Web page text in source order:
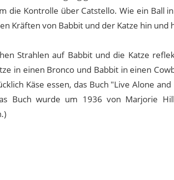
die Kontrolle über Catstello. Wie ein Ball
Kräften von Babbit und der Katze hin und
Strahlen auf Babbit und die Katze
in einen Bronco und Babbit in einen
Käse essen, das Buch "Live Alone
Buch wurde um 1936 von Marjorie